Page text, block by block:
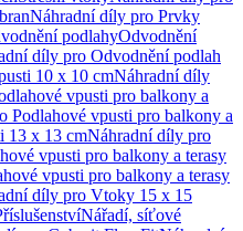
Náhradní díly pro Prvky
podlahyOdvodnění
díly pro Odvodnění podlah
10 x 10 cmNáhradní díly
vpusti pro balkony a
Podlahové vpusti pro balkony a
13 x 13 cmNáhradní díly pro
vpusti pro balkony a terasy
vpusti pro balkony a terasy
díly pro Vtoky 15 x 15
Nářadí, síťové